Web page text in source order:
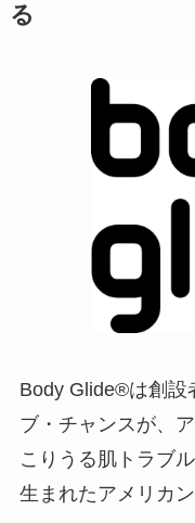
る
Body Glide®は創設
ブ・チャンスが、
こりうる肌トラブ
生まれたアメリカ